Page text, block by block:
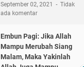
September 02, 2021
Tidak
ada komentar
Embun Pagi: Jika Allah
Mampu Merubah Siang
Malam, Maka Yakinlah